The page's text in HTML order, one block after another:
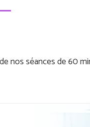
nos séances de 60